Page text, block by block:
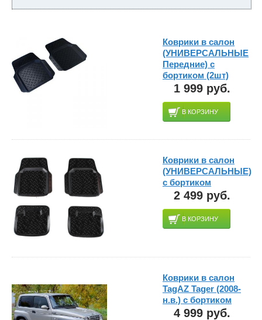
Коврики в салон
(УНИВЕРСАЛЬНЫЕ
Передние) с
бортиком (2шт)
1 999 руб.
В КОРЗИНУ
Коврики в салон
(УНИВЕРСАЛЬНЫЕ)
с бортиком
2 499 руб.
В КОРЗИНУ
Коврики в салон
TagAZ Tager (2008-
н.в.) с бортиком
4 999 руб.